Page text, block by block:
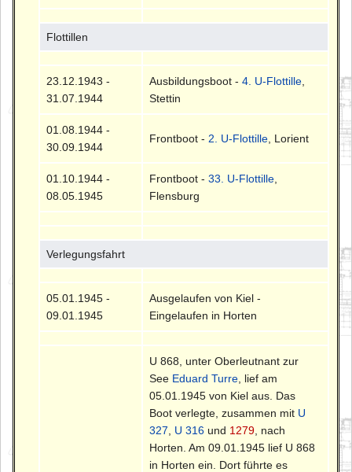
Flottillen
23.12.1943 -
31.07.1944
Ausbildungsboot -4. U-Flottille
Stettin
01.08.1944 -
30.09.1944
Frontboot - 2. U-Flottille , Lorient
01.10.1944 -
08.05.1945
Frontboot -33. U-Flottille
Flensburg
Verlegungsfahrt
05.01.1945 -
09.01.1945
Ausgelaufen von Kiel -
Eingelaufen in Horten
U 868, unter Oberleutnant zur
See Eduard Turre , lief am
05.01.1945 von Kiel aus. Das
Boot verlegte, zusammen mit U
327
U 316 und 1279 , nach
Horten. Am 09.01.1945 lief U 868
in Horten ein. Dort führte es